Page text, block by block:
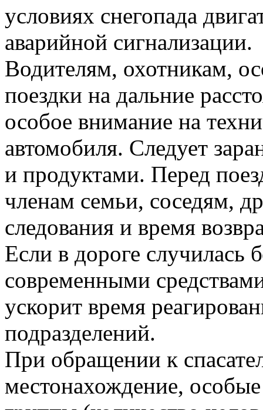
условиях снегопада
аварийной сигнализации.
Водителям, охотникам,
поездки на дальние
особое внимание на
автомобиля. Следует
и продуктами. Перед
членам семьи, соседям,
следования и время
Если в дороге случилась
современными
ускорит время
подразделений.
При обращении к
местонахождение,